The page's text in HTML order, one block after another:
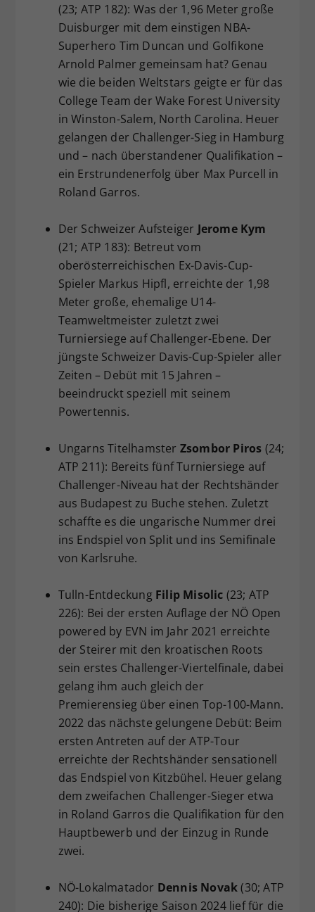
(23; ATP 182): Was der 1,96 Meter große
Duisburger mit dem einstigen NBA-
Superhero Tim Duncan und Golfikone
Arnold Palmer gemeinsam hat? Genau
wie die beiden Weltstars geigte er für das
College Team der Wake Forest University
in Winston-Salem, North Carolina. Heuer
gelangen der Challenger-Sieg in Hamburg
und – nach überstandener Qualifikation –
ein Erstrundenerfolg über Max Purcell in
Roland Garros.
Der Schweizer Aufsteiger Jerome Kym
(21; ATP 183): Betreut vom
oberösterreichischen Ex-Davis-Cup-
Spieler Markus Hipfl, erreichte der 1,98
Meter große, ehemalige U14-
Teamweltmeister zuletzt zwei
Turniersiege auf Challenger-Ebene. Der
jüngste Schweizer Davis-Cup-Spieler aller
Zeiten – Debüt mit 15 Jahren –
beeindruckt speziell mit seinem
Powertennis.
Ungarns Titelhamster Zsombor Piros (24;
ATP 211): Bereits fünf Turniersiege auf
Challenger-Niveau hat der Rechtshänder
aus Budapest zu Buche stehen. Zuletzt
schaffte es die ungarische Nummer drei
ins Endspiel von Split und ins Semifinale
von Karlsruhe.
Tulln-Entdeckung Filip Misolic (23; ATP
226): Bei der ersten Auflage der NÖ Open
powered by EVN im Jahr 2021 erreichte
der Steirer mit den kroatischen Roots
sein erstes Challenger-Viertelfinale, dabei
gelang ihm auch gleich der
Premierensieg über einen Top-100-Mann.
2022 das nächste gelungene Debüt: Beim
ersten Antreten auf der ATP-Tour
erreichte der Rechtshänder sensationell
das Endspiel von Kitzbühel. Heuer gelang
dem zweifachen Challenger-Sieger etwa
in Roland Garros die Qualifikation für den
Hauptbewerb und der Einzug in Runde
zwei.
NÖ-Lokalmatador Dennis Novak(30; ATP
240): Die bisherige Saison 2024 lief für die